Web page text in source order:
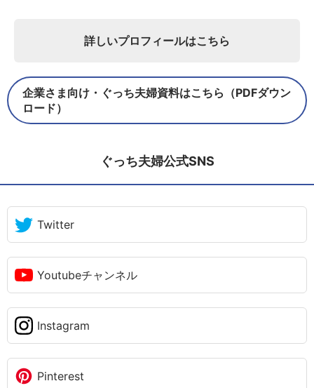
詳しいプロフィールはこちら
企業さま向け・ぐっち夫婦資料はこちら（PDFダウン
ロード）
ぐっち夫婦公式SNS
Twitter
Youtubeチャンネル
Instagram
Pinterest